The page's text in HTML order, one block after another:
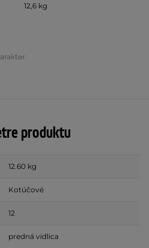
12,6 kg
produktu
12.60 kg
Kotúčové
12
predná vidlica